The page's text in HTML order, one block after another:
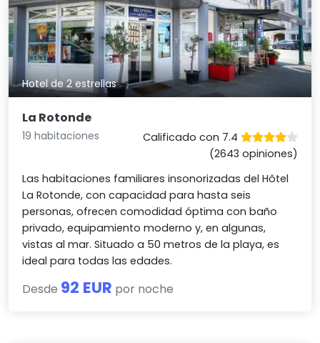
Hotel de 2 estrellas
La Rotonde
19 habitaciones
Calificado con 7.4
(2643 opiniones)
Las habitaciones familiares insonorizadas del Hôtel
La Rotonde, con capacidad para hasta seis
personas, ofrecen comodidad óptima con baño
privado, equipamiento moderno y, en algunas,
vistas al mar. Situado a 50 metros de la playa, es
ideal para todas las edades.
Desde 92 EUR por noche